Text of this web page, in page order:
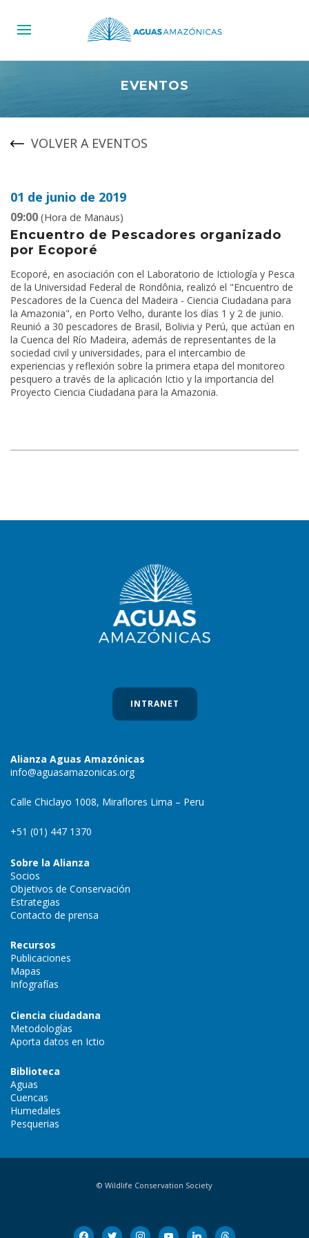
EVENTOS
VOLVER A EVENTOS
01 de junio de 2019
09:00 (Hora de Manaus)
Encuentro de Pescadores organizado
por Ecoporé
Ecoporé, en asociación con el Laboratorio de Ictiología y Pesca
de la Universidad Federal de Rondônia, realizó el "Encuentro de
Pescadores de la Cuenca del Madeira - Ciencia Ciudadana para
la Amazonia", en Porto Velho, durante los días 1 y 2 de junio.
Reunió a 30 pescadores de Brasil, Bolivia y Perú, que actúan en
la Cuenca del Río Madeira, además de representantes de la
sociedad civil y universidades, para el intercambio de
experiencias y reflexión sobre la primera etapa del monitoreo
pesquero a través de la aplicación Ictio y la importancia del
Proyecto Ciencia Ciudadana para la Amazonia.
INTRANET
Alianza Aguas Amazónicas
info@aguasamazonicas.org
Calle Chiclayo 1008, Miraflores Lima – Peru
+51 (01) 447 1370
Sobre la Alianza
Socios
Objetivos de Conservación
Estrategias
Contacto de prensa
Recursos
Publicaciones
Mapas
Infografías
Ciencia ciudadana
Metodologías
Aporta datos en Ictio
Biblioteca
Aguas
Cuencas
Humedales
Pesquerias
© Wildlife Conservation Society
facebook
twitter instagramyoutubelinkedinthreads